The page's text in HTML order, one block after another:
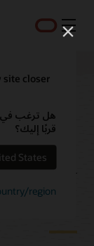
القائمة
site closer
قربًا إليك؟
States
region